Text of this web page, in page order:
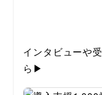
インタビューや
ら▶︎